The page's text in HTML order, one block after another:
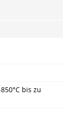
bis zu